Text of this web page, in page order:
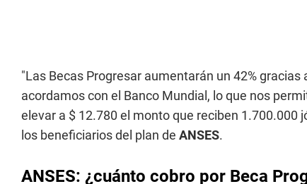
"Las Becas Progresar aumentarán un 42%
acordamos con el Banco Mundial, lo que nos
elevar a $ 12.780 el monto que reciben 1.700.000
los beneficiarios del plan de ANSES.
ANSES: ¿cuánto cobro por Beca